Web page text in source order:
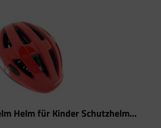
Helm für Kinder Schutzhelm...